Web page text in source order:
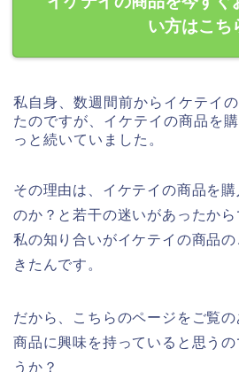
い方はこち
私自身、数週間前からイケテイ
たのですが、イケテイの商品を
っと続いていました。
その理由は、イケテイの商品を
のか？と若干の迷いがあったか
私の知り合いがイケテイの商品
きたんです。
だから、こちらのページをご覧
商品に興味を持っていると思うの
うか？